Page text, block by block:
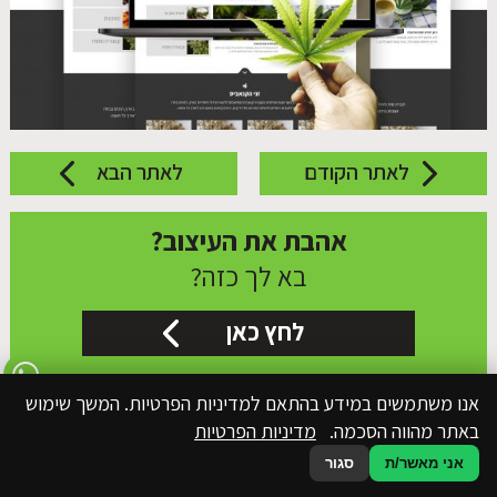
לאתר הקודם לאתר הבא
אהבת את העיצוב?
בא לך כזה?
לחץ כאן
אנו משתמשים במידע בהתאם למדיניות הפרטיות. המשך שימוש
באתר מהווה הסכמה. מדיניות הפרטיות
אני מאשר/ת סגור